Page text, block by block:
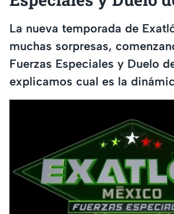
La nueva temporada de
muchas sorpresas,
Fuerzas Especiales y Duelo
explicamos cual es la